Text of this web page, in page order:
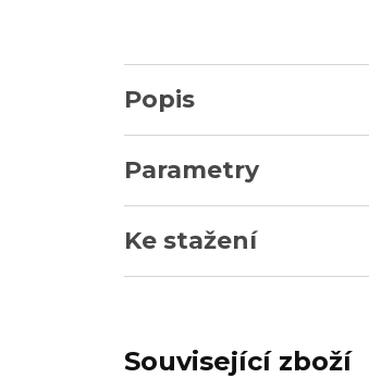
Popis
Parametry
Ke stažení
Související zboží